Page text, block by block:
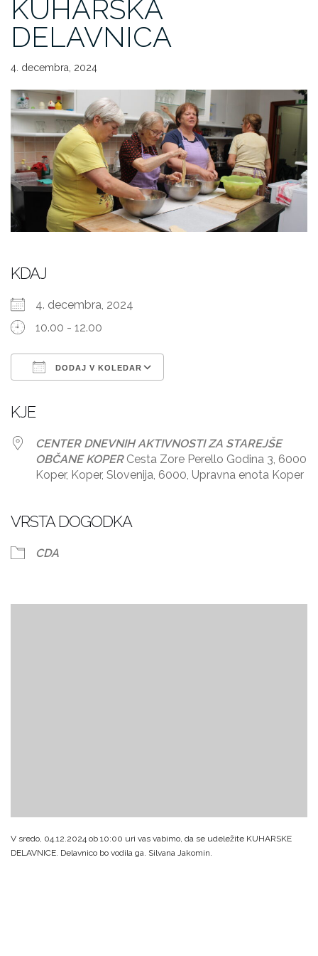
KUHARSKA
DELAVNICA
4. decembra, 2024
KDAJ
4. decembra, 2024
10.00 - 12.00
DODAJ V KOLEDAR
KJE
CENTER DNEVNIH AKTIVNOSTI ZA STAREJŠE
OBČANE KOPERCesta Zore Perello Godina 3, 6000
Koper, Koper, Slovenija, 6000, Upravna enota Koper
VRSTA DOGODKA
CDA
V sredo, 04.12.2024 ob 10:00 uri vas vabimo, da se udeležite KUHARSKE
DELAVNICE. Delavnico bo vodila ga. Silvana Jakomin.